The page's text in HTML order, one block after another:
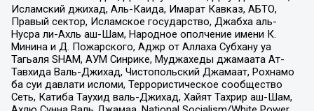
Исламский джихад, Аль-Каида, Имарат Кавказ, АБТО,
Правый сектор, Исламское государство, Джабха аль-
Нусра ли-Ахль аш-Шам, Народное ополчение имени К.
Минина и Д. Пожарского, Аджр от Аллаха Субхану уа
Тагьаля SHAM, АУМ Синрике, Муджахеды джамаата Ат-
Тавхида Валь-Джихад, Чистопольский Джамаат, Рохнамо
ба суи давлати исломи, Террористическое сообщество
Сеть, Катиба Таухид валь-Джихад, Хайят Тахрир аш-Шам,